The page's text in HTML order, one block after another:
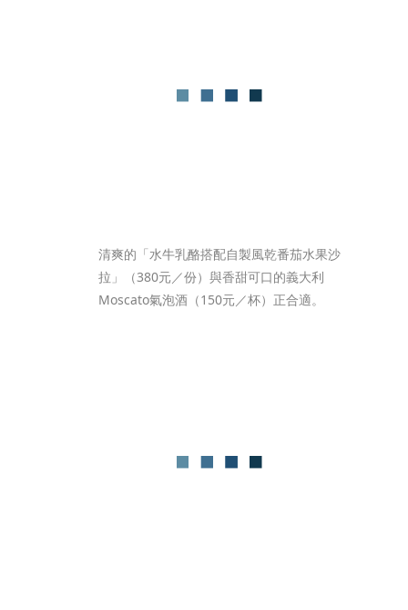
清爽的「水牛乳酪搭配自製風乾番茄水果沙
拉」（380元／份）與香甜可口的義大利
Moscato氣泡酒（150元／杯）正合適。